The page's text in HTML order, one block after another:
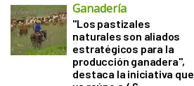
Ganadería
"Los pastizales
naturales son aliados
estratégicos para la
producción ganadera",
destaca la iniciativa que